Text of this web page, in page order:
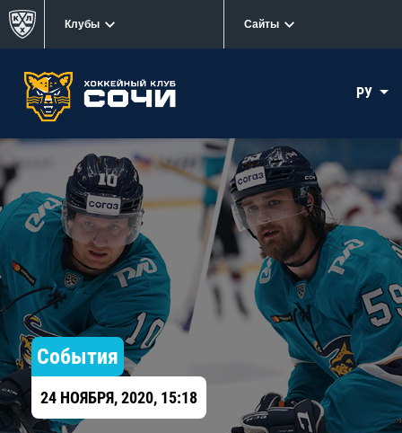
Клубы Сайты
РУ
События
24 НОЯБРЯ, 2020, 15:18